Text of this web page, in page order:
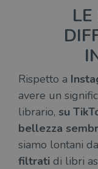
Rispetto a
avere un
librario, su
bellezza
siamo lontani
filtrati di libri